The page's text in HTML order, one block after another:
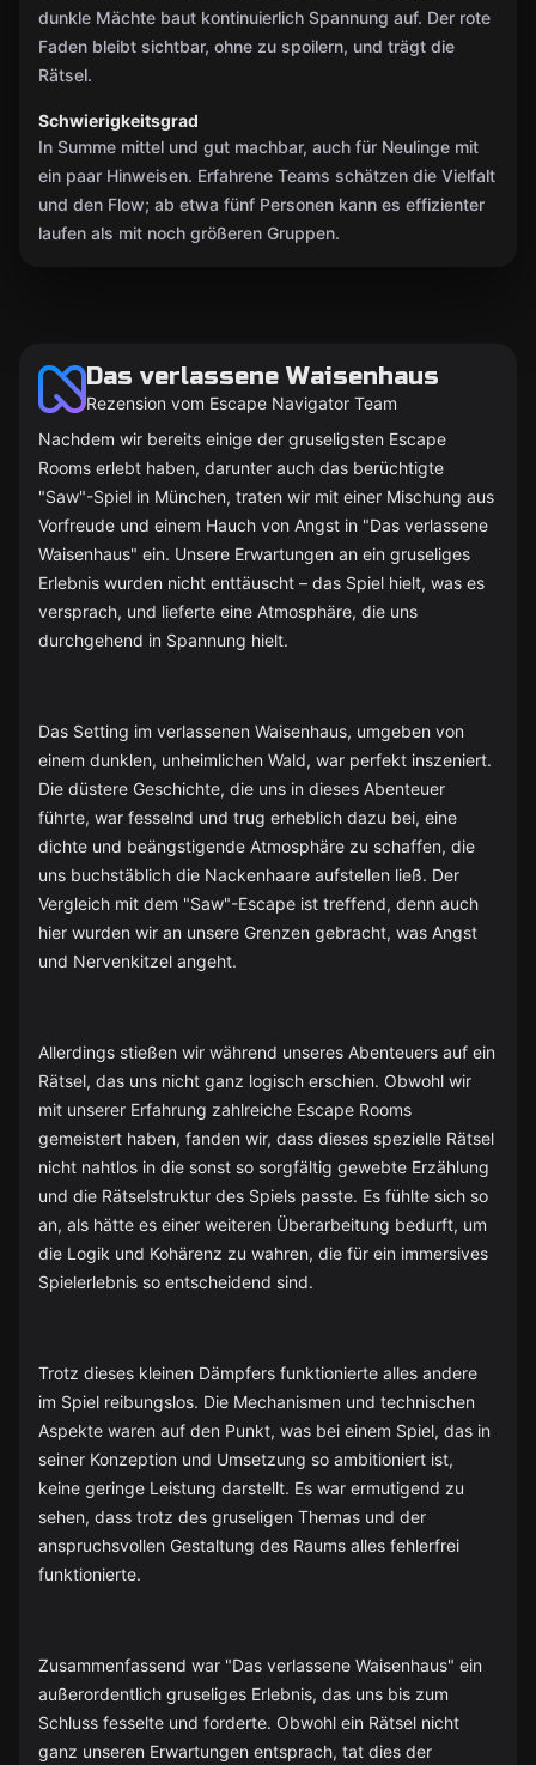
dunkle Mächte baut kontinuierlich Spannung auf. Der rote
Faden bleibt sichtbar, ohne zu spoilern, und trägt die
Rätsel.
Schwierigkeitsgrad
In Summe mittel und gut machbar, auch für Neulinge mit
ein paar Hinweisen. Erfahrene Teams schätzen die Vielfalt
und den Flow; ab etwa fünf Personen kann es effizienter
laufen als mit noch größeren Gruppen.
Das verlassene Waisenhaus
Rezension vom Escape Navigator Team
Nachdem wir bereits einige der gruseligsten Escape
Rooms erlebt haben, darunter auch das berüchtigte
"Saw"-Spiel in München, traten wir mit einer Mischung aus
Vorfreude und einem Hauch von Angst in "Das verlassene
Waisenhaus" ein. Unsere Erwartungen an ein gruseliges
Erlebnis wurden nicht enttäuscht – das Spiel hielt, was es
versprach, und lieferte eine Atmosphäre, die uns
durchgehend in Spannung hielt.
Das Setting im verlassenen Waisenhaus, umgeben von
einem dunklen, unheimlichen Wald, war perfekt inszeniert.
Die düstere Geschichte, die uns in dieses Abenteuer
führte, war fesselnd und trug erheblich dazu bei, eine
dichte und beängstigende Atmosphäre zu schaffen, die
uns buchstäblich die Nackenhaare aufstellen ließ. Der
Vergleich mit dem "Saw"-Escape ist treffend, denn auch
hier wurden wir an unsere Grenzen gebracht, was Angst
und Nervenkitzel angeht.
Allerdings stießen wir während unseres Abenteuers auf ein
Rätsel, das uns nicht ganz logisch erschien. Obwohl wir
mit unserer Erfahrung zahlreiche Escape Rooms
gemeistert haben, fanden wir, dass dieses spezielle Rätsel
nicht nahtlos in die sonst so sorgfältig gewebte Erzählung
und die Rätselstruktur des Spiels passte. Es fühlte sich so
an, als hätte es einer weiteren Überarbeitung bedurft, um
die Logik und Kohärenz zu wahren, die für ein immersives
Spielerlebnis so entscheidend sind.
Trotz dieses kleinen Dämpfers funktionierte alles andere
im Spiel reibungslos. Die Mechanismen und technischen
Aspekte waren auf den Punkt, was bei einem Spiel, das in
seiner Konzeption und Umsetzung so ambitioniert ist,
keine geringe Leistung darstellt. Es war ermutigend zu
sehen, dass trotz des gruseligen Themas und der
anspruchsvollen Gestaltung des Raums alles fehlerfrei
funktionierte.
Zusammenfassend war "Das verlassene Waisenhaus" ein
außerordentlich gruseliges Erlebnis, das uns bis zum
Schluss fesselte und forderte. Obwohl ein Rätsel nicht
ganz unseren Erwartungen entsprach, tat dies der